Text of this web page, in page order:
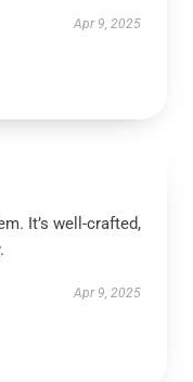
Apr 9, 2025
It’s well-crafted,
Apr 9, 2025